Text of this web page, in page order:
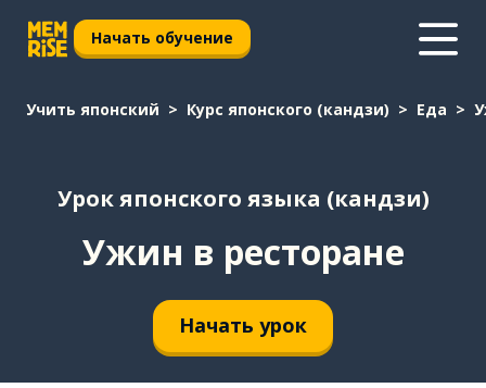
Начать обучение
Учить японский Курс японского (кандзи) Еда
Урок японского языка (кандзи)
Ужин в ресторане
Начать урок